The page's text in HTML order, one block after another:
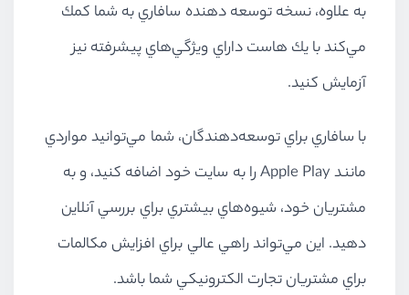
به علاوه، نسخه توسعه دهنده سافاري به شما كمك
مي‌كند با يك هاست داراي ويژگي‌هاي پيشرفته نيز
آزمايش كنيد.
با سافاري براي توسعه‌دهندگان، شما مي‌توانيد مواردي
مانند Apple Play را به سايت خود اضافه كنيد، و به
مشتريان خود، شيوه‌هاي بيشتري براي بررسي آنلاين
دهيد. اين مي‌تواند راهي عالي براي افزايش مكالمات
براي مشتريان تجارت الكترونيكي شما باشد.